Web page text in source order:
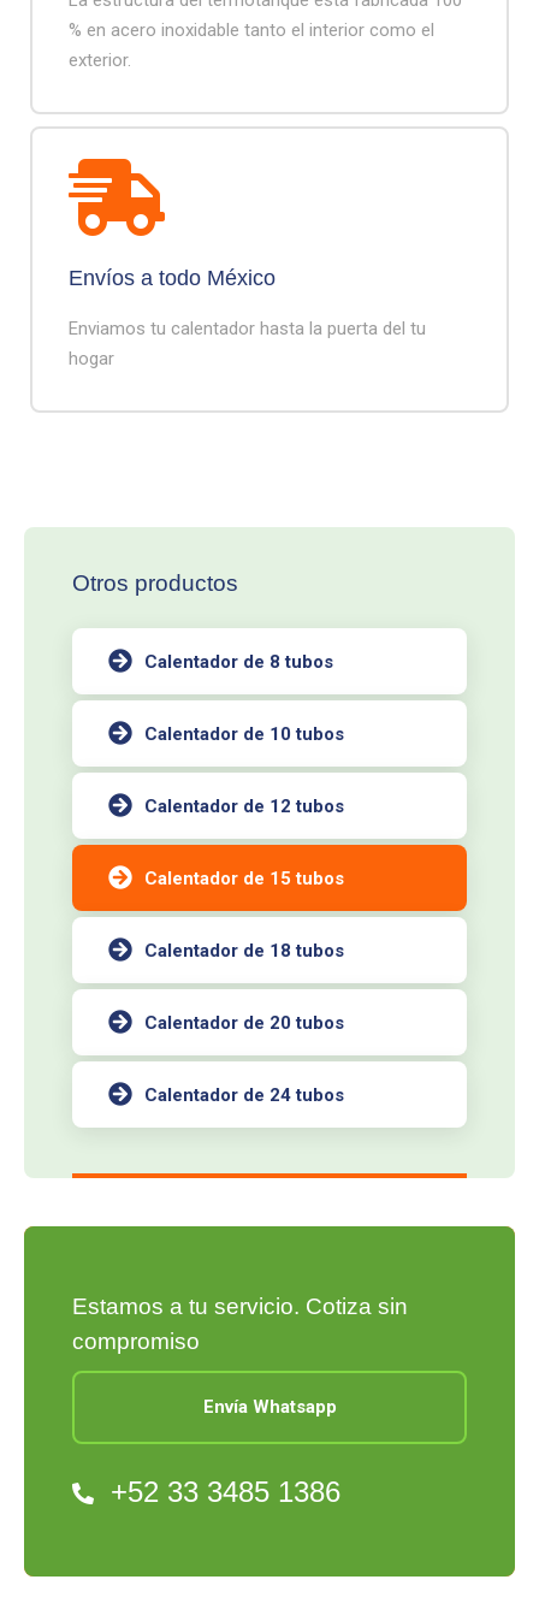
Otros productos
Calentador de 8 tubos
Calentador de 10 tubos
Calentador de 12 tubos
Calentador de 15 tubos
Calentador de 18 tubos
Calentador de 20 tubos
Calentador de 24 tubos
Estamos a tu servicio. Cotiza sin
compromiso
Envía Whatsapp
+52 33 3485 1386
% en acero inoxidable tanto el interior como el
exterior.
Envíos a todo México
Enviamos tu calentador hasta la puerta del tu
hogar